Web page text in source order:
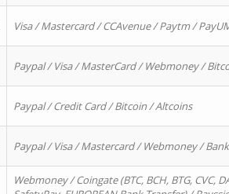
Visa / Mastercard / CCAvenue / Paytm /
Paypal / Visa / MasterCard / Webmoney /
Paypal / Credit Card / Bitcoin / Altcoins
Paypal / Visa / Mastercard / Webmoney /
Webmoney / Coingate (BTC, BCH, BTG, CVC,